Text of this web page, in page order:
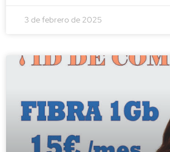
3 de febrero de 2025